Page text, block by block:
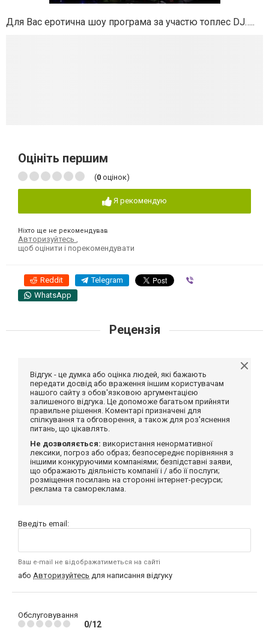
Для Вас еротична шоу програма за участю топлес DJ…..
Оцініть першим
(0 оцінок)
Я рекомендую
Ніхто ще не рекомендував
Авторизуйтесь
щоб оцінити і порекомендувати
Reddit Telegram
WhatsApp
Рецензія
Відгук - це думка або оцінка людей, які бажають
передати досвід або враження іншим користувачам
нашого сайту з обов'язковою аргументацією
залишеного відгука. Це допоможе багатьом прийняти
правильне рішення. Коментарі призначені для
спілкування та обговорення, а також для роз'яснення
питань, що цікавлять.
Не дозволяється: використання ненормативної
лексики, погроз або образ; безпосереднє порівняння з
іншими конкуруючими компаніями; безпідставні заяви,
що ображають діяльність компанії і / або її послуги;
розміщення посилань на сторонні інтернет-ресурси;
реклама та самореклама.
Введіть email:
Ваш e-mail не відображатиметься на сайті
або Авторизуйтесь для написання відгуку
Обслуговування
0/12